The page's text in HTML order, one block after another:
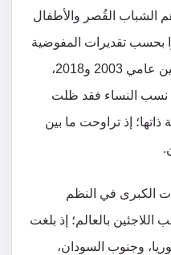
الشباب القُصر والأطفال
بحسب تقديرات المفوضية
نسب كبيرة من أعداد اللاجئين بين عامي 2003 و2018،
41% و52%. أما نسب النساء فقد ظلت
إذ تراوحت ما بين
الكبرى في النظم
بالعالم؛ إذ بلغت
وجنوب السودان،